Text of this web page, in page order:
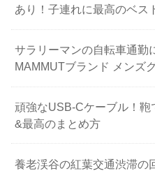
あり！子連れに最高のベス
サラリーマンの自転車通勤
MAMMUTブランド メンズ
頑強なUSB-Cケーブル！
&最高のまとめ方
養老渓谷の紅葉交通渋滞の